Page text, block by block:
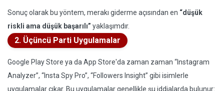
Sonuç olarak bu yöntem, merakı giderme açısından en “düşük
riskli ama düşük başarılı” yaklaşımdır.
2. Üçüncü Parti Uygulamalar
Google Play Store ya da App Store'da zaman zaman “Instagram
Analyzer”, “Insta Spy Pro”, “Followers Insight” gibi isimlerle
uygulamalar çıkar. Bu uygulamalar genellikle şu iddialarda bulunur: